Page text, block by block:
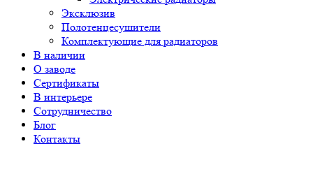
Эксклюзив
Полотенцесушители
Комплектующие для радиаторов
В наличии
О заводе
Сертификаты
В интерьере
Сотрудничество
Блог
Контакты